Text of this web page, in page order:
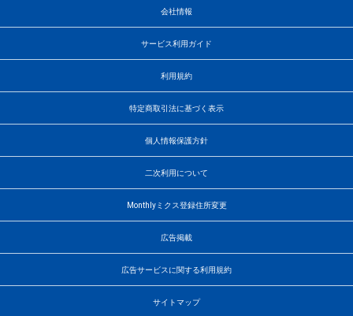
会社情報
サービス利用ガイド
利用規約
特定商取引法に基づく表示
個人情報保護方針
二次利用について
Monthlyミクス登録住所変更
広告掲載
広告サービスに関する利用規約
サイトマップ